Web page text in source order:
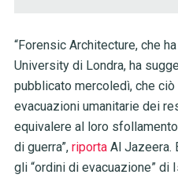
“Forensic Architecture, che
University di Londra, ha
pubblicato mercoledì, che
evacuazioni umanitarie dei
equivalere al loro
di guerra”, riportaAl Jazeera.
gli “ordini di evacuazione” di